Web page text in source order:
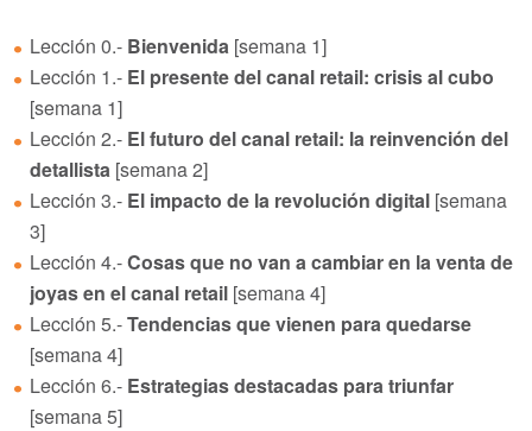
Lección 0.- Bienvenida[semana 1]
Lección 1.- El presente del canal retail: crisis al cubo
[semana 1]
Lección 2.- El futuro del canal retail: la reinvención del
detallista[semana 2]
Lección 3.- El impacto de la revolución digital[semana
3]
Lección 4.-Cosas que no van a cambiar en la venta de
joyas en el canal retail[semana 4]
Lección 5.-Tendencias que vienen para quedarse
[semana 4]
Lección 6.- Estrategias destacadas para triunfar
[semana 5]